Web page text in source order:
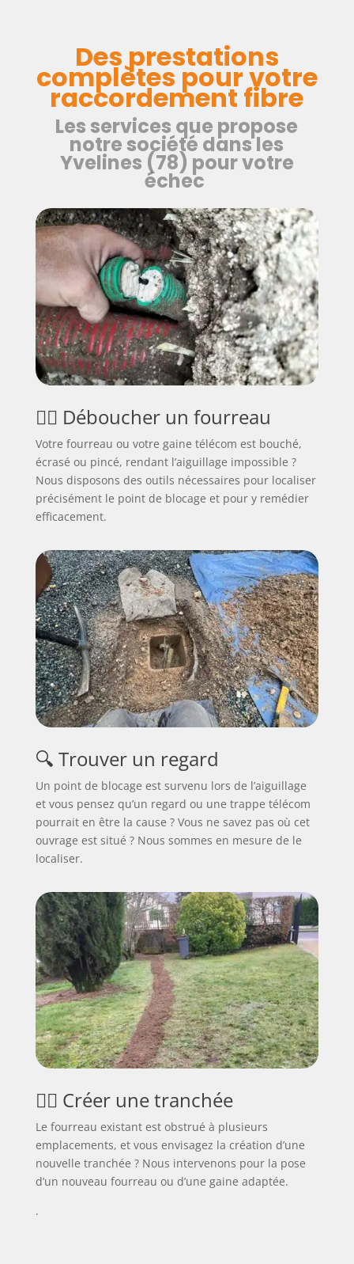
Des prestations
complètes pour votre
raccordement fibre
Les services que propose
notre société dans les
Yvelines (78) pour votre
échec
🕵️‍♂️ Déboucher un fourreau
Votre fourreau ou votre gaine télécom est bouché,
écrasé ou pincé, rendant l’aiguillage impossible ?
Nous disposons des outils nécessaires pour localiser
précisément le point de blocage et pour y remédier
efficacement.
🔍 Trouver un regard
Un point de blocage est survenu lors de l’aiguillage
et vous pensez qu’un regard ou une trappe télécom
pourrait en être la cause ? Vous ne savez pas où cet
ouvrage est situé ? Nous sommes en mesure de le
localiser.
👷‍♂️ Créer une tranchée
Le fourreau existant est obstrué à plusieurs
emplacements, et vous envisagez la création d’une
nouvelle tranchée ? Nous intervenons pour la pose
d’un nouveau fourreau ou d’une gaine adaptée.
.